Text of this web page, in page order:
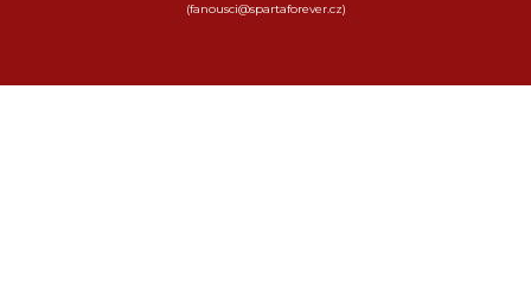
(fanousci@spartaforever.cz)